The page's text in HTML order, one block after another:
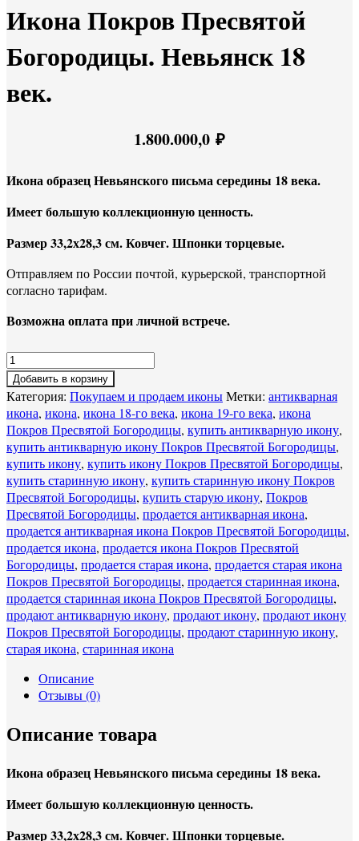
Икона Покров Пресвятой
Богородицы. Невьянск 18
век.
1.800.000,0 ₽
Икона образец Невьянского письма середины 18 века.
Имеет большую коллекционную ценность.
Размер 33,2х28,3 см. Ковчег. Шпонки торцевые.
Отправляем по России почтой, курьерской, транспортной
согласно тарифам.
Возможна оплата при личной встрече.
Добавить в корзину
Категория: Покупаем и продаем иконыМетки: антикварная
икона, икона, икона 18-го века, икона 19-го века, икона
Покров Пресвятой Богородицы, купить антикварную икону,
купить антикварную икону Покров Пресвятой Богородицы,
купить икону, купить икону Покров Пресвятой Богородицы,
купить старинную икону, купить старинную икону Покров
Пресвятой Богородицы, купить старую икону, Покров
Пресвятой Богородицы, продается антикварная икона,
продается антикварная икона Покров Пресвятой Богородицы,
продается икона, продается икона Покров Пресвятой
Богородицы, продается старая икона, продается старая икона
Покров Пресвятой Богородицы, продается старинная икона,
продается старинная икона Покров Пресвятой Богородицы,
продают антикварную икону, продают икону, продают икону
Покров Пресвятой Богородицы, продают старинную икону,
старая икона, старинная икона
Описание
Отзывы (0)
Описание товара
Икона образец Невьянского письма середины 18 века.
Имеет большую коллекционную ценность.
Размер 33,2х28,3 см. Ковчег. Шпонки торцевые.